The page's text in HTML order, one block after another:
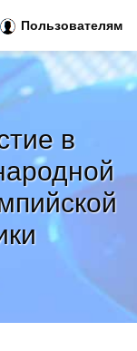
в
Пользователям